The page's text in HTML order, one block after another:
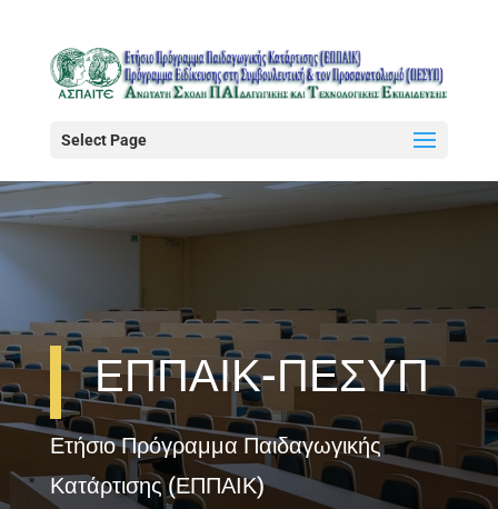
Select Page
ΕΠΠΑΙΚ-ΠΕΣΥΠ
Ετήσιο Πρόγραμμα Παιδαγωγικής
Κατάρτισης (ΕΠΠΑΙΚ)